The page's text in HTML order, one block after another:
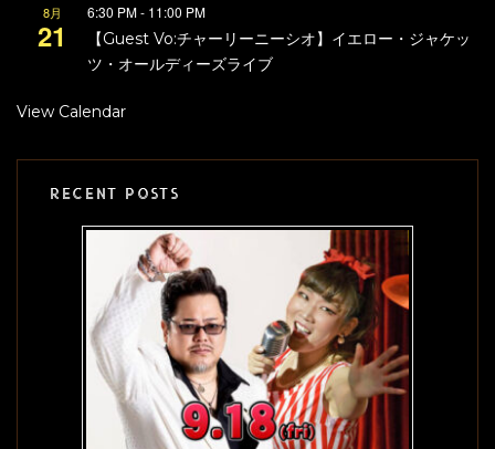
8月
21
6:30 PM- 11:00 PM
【Guest Vo:チャーリーニーシオ】イエロー・ジャケッ
ツ・オールディーズライブ
View Calendar
RECENT POSTS